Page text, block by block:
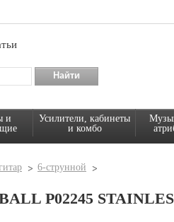
и
Усилители, кабинеты
и комбо
6-струнной
P02245